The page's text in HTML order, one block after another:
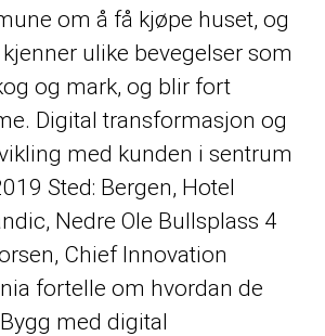
om å få kjøpe huset, og
ulike bevegelser som
og mark, og blir fort
Digital transformasjon og
med kunden i sentrum
Sted: Bergen, Hotel
Nedre Ole Bullsplass 4
Chief Innovation
fortelle om hvordan de
med digital